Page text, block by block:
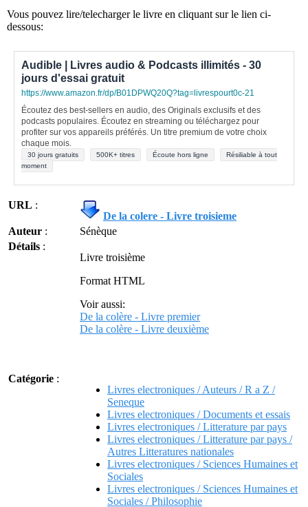
Vous pouvez lire/telecharger le livre en cliquant sur le lien ci-
dessous:
Audible | Livres audio & Podcasts illimités - 30
jours d'essai gratuit
https://www.amazon.fr/dp/B01DPWQ20Q?tag=livrespourt0c-21
Écoutez des best-sellers en audio, des Originals exclusifs et des
podcasts populaires. Écoutez en streaming ou téléchargez pour
profiter sur vos appareils préférés. Un titre premium de votre choix
chaque mois.
30 jours gratuits 500K+ titres Écoute hors ligne
Résiliable à tout
moment
URL :
De la colere - Livre troisieme
Auteur :
Sénèque
Détails :
Livre troisième
Format HTML
Voir aussi:
De la colère - Livre premier
De la colère - Livre deuxième
Catégorie :
Livres electroniques / Auteurs / R a Z /
Seneque
Livres electroniques / Documents et essais
Livres electroniques / Litterature par pays
Livres electroniques / Litterature par pays /
Autres Litteratures nationales
Livres electroniques / Sciences Humaines et
Sociales
Livres electroniques / Sciences Humaines et
Sociales / Philosophie